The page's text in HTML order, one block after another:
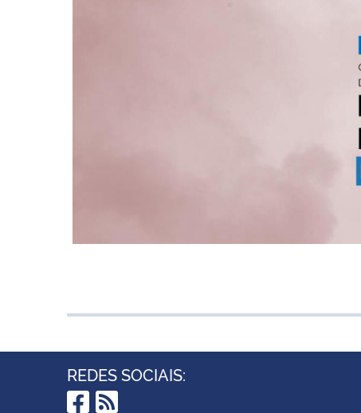
REDES SOCIAIS: